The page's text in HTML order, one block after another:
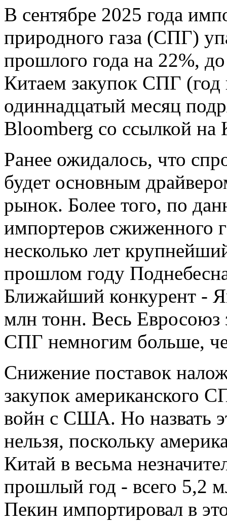
В сентябре 2025 года
природного газа (СПГ)
прошлого года на 22%,
Китаем закупок СПГ (год
одиннадцатый месяц
Bloomberg со ссылкой на
Ранее ожидалось, что
будет основным
рынок. Более того, по
импортеров сжиженного
несколько лет
прошлом году
Ближайший конкурент -
млн тонн. Весь
СПГ немногим больше,
Снижение поставок
закупок американского
войн с США. Но назвать
нельзя, поскольку
Китай в весьма
прошлый год - всего 5,2
Пекин импортировал в